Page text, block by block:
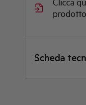
prodotto
Scheda